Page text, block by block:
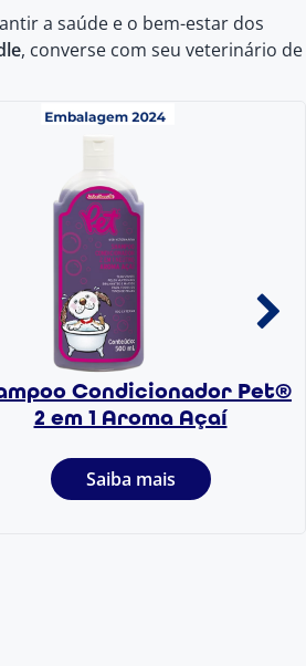
a saúde e o bem-estar dos
, converse com seu veterinário de
Condicionador Pet®
2 em 1 Aroma Açaí
Saiba mais